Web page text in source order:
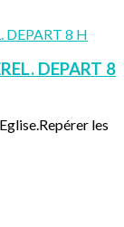
DEPART 8
les